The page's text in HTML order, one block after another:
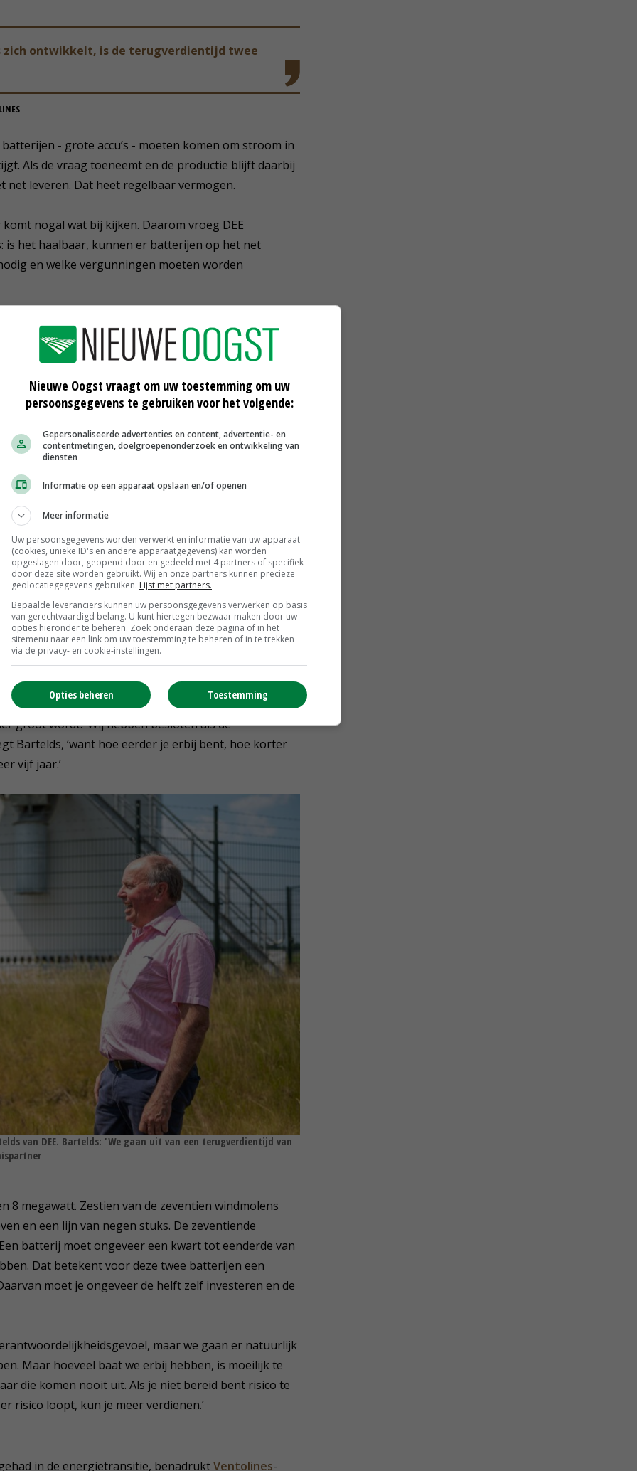
ontwikkelt, is de terugverdientijd twee
- grote accu’s - moeten komen om stroom in
Als de vraag toeneemt en de productie blijft daarbij
leveren. Dat heet regelbaar vermogen.
nogal wat bij kijken. Daarom vroeg DEE
is het haalbaar, kunnen er batterijen op het net
en welke vergunningen moeten worden
als DEE in het proces van ontwikkeling, aanschaf en
ondersteunen onze klanten bij gesprekken met
haalbaarheidsstudie en werken de plannen uit.
nieuwe wind- en zonneparken krijgen tegenwoordig
parken zijn ermee bezig.’ Bartelds: ‘Het kwam
moesten afschakelen, omdat de productie te groot
negatief worden en leg je er op toe.’
Maar dat gaat gepaard met grote
moet worden beantwoord, is of de investering zich
windmolens en zonnepanelen, worden batterijen
zijn nog terughoudend met de financiering van
hoog en dan kan het zeker uit. Dan verdien je
wij kijken naar een periode van vijftien jaar.
is de terugverdientijd twee tot tien jaar.’
zal de kloof tussen vraag en aanbod groter
aantrekkelijk. Daar staat tegenover dat als er steeds
groot wordt. ‘Wij hebben besloten als de
Bartelds, ‘want hoe eerder je erbij bent, hoe korter
vijf jaar.’
van DEE. Bartelds: 'We gaan uit van een terugverdientijd van
8 megawatt. Zestien van de zeventien windmolens
en een lijn van negen stuks. De zeventiende
batterij moet ongeveer een kwart tot eenderde van
Dat betekent voor deze twee batterijen een
moet je ongeveer de helft zelf investeren en de
maar we gaan er natuurlijk
Maar hoeveel baat we erbij hebben, is moeilijk te
die komen nooit uit. Als je niet bereid bent risico te
risico loopt, kun je meer verdienen.’
in de energietransitie, benadruktVentolines-
Nieuwe Oogst vraagt om uw toestemming om uw
persoonsgegevens te gebruiken voor het volgende:
Gepersonaliseerde advertenties en content, advertentie- en
contentmetingen, doelgroepenonderzoek en ontwikkeling van
diensten
Informatie op een apparaat opslaan en/of openen
Meer informatie
Uw persoonsgegevens worden verwerkt en informatie van uw apparaat
(cookies, unieke ID's en andere apparaatgegevens) kan worden
opgeslagen door, geopend door en gedeeld met 4 partners of specifiek
door deze site worden gebruikt. Wij en onze partners kunnen precieze
geolocatiegegevens gebruiken. Lijst met partners.
Bepaalde leveranciers kunnen uw persoonsgegevens verwerken op basis
van gerechtvaardigd belang. U kunt hiertegen bezwaar maken door uw
opties hieronder te beheren. Zoek onderaan deze pagina of in het
sitemenu naar een link om uw toestemming te beheren of in te trekken
via de privacy- en cookie-instellingen.
Toestemming
Opties beheren